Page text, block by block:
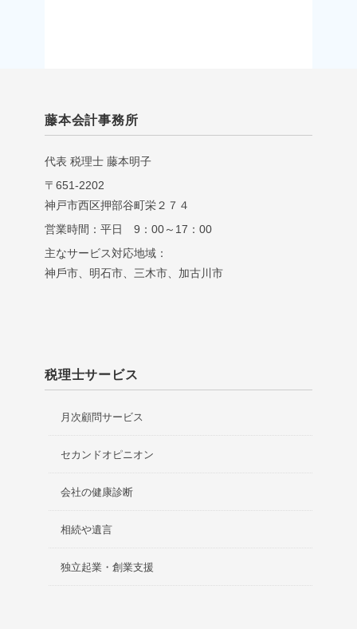
藤本会計事務所
代表 税理⼠ 藤本明⼦
〒651-2202
神戸市西区押部谷町栄２７４
営業時間：平日 9：00～17：00
主なサービス対応地域：
神⼾市、明⽯市、三⽊市、加古川市
税理士サービス
月次顧問サービス
セカンドオピニオン
会社の健康診断
相続や遺言
独立起業・創業支援